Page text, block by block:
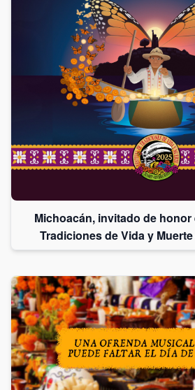
Michoacán, invitado de honor
Tradiciones de Vida y